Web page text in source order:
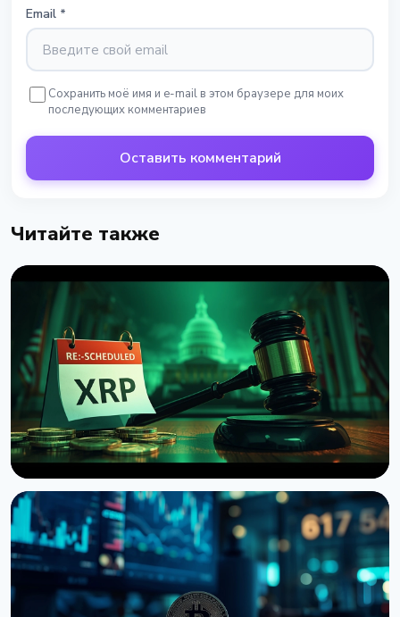
Email *
Сохранить моё имя и e-mail в этом браузере для моих
последующих комментариев
Оставить комментарий
Читайте также
НОВОСТЬ
Сенат США отложил голосование по Clarity Act
до сентября
7 августа 2026 г.4 мин чтения